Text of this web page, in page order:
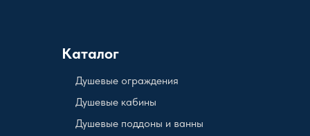
Каталог
Душевые кабины
Душевые поддоны и ванны
Душевые ограждения